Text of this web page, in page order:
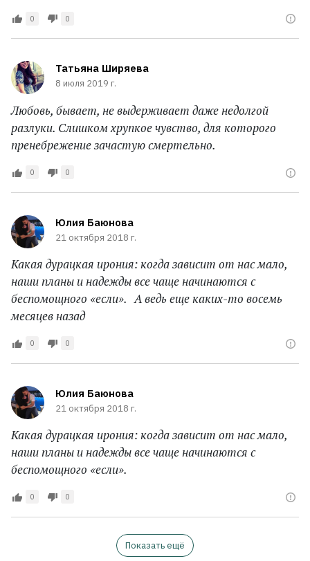
0 0
Татьяна Ширяева
8 июля 2019 г.
Любовь, бывает, не выдерживает даже недолгой
разлуки. Слишком хрупкое чувство, для которого
пренебрежение зачастую смертельно.
0 0
Юлия Баюнова
21 октября 2018 г.
Какая дурацкая ирония: когда зависит от нас мало,
наши планы и надежды все чаще начинаются с
беспомощного «если». А ведь еще каких-то восемь
месяцев назад
0 0
Юлия Баюнова
21 октября 2018 г.
Какая дурацкая ирония: когда зависит от нас мало,
наши планы и надежды все чаще начинаются с
беспомощного «если».
0 0
Показать ещё